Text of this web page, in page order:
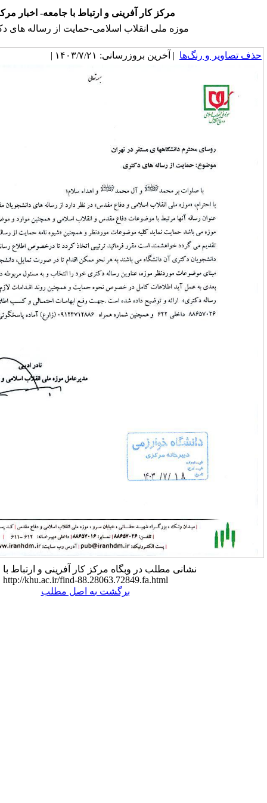
کار آفرینی و ارتباط با جامعه- اخبار مرکز
ملی انقلاب اسلامی-حمایت از رساله های دکتری
بروزرسانی: ۱۴۰۳/۷/۲۱ |
در وبگاه مرکز کار آفرینی و ارتباط با جامعه:
http://khu.ac.ir/find-88.28063.72849.fa.html